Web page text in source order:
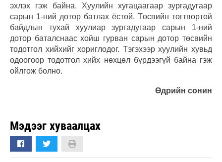
эхлэх гэж байна. Хуулийн хугацаагаар зургадугаар
сарын 1-ний дотор батлах ёстой. Төсвийн тогтвортой
байдлын тухай хуулиар зургадугаар сарын 1-ний
дотор баталснаас хойш гурван сарын дотор төсвийн
тодотгол хийхийг хориглодог. Тэгэхээр хуулийн хувьд
одоогоор тодотгол хийх нөхцөл бүрдээгүй байна гэж
ойлгож болно.
Өдрийн сонин
Мэдээг хуваалцах